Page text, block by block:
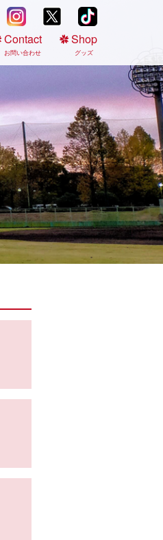
Contact
お問い合わせ
Shop
グッズ